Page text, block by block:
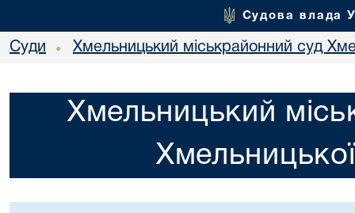
Судова влада
Суди • Хмельницький міськрайонний суд
Хмельницький